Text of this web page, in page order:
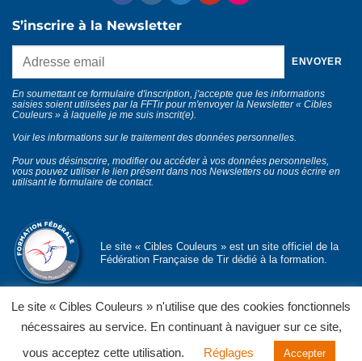
S’inscrire à la Newsletter
En soumettant ce formulaire d'inscription, j'accepte que les informations
saisies soient utilisées par la FFTir pour m'envoyer la Newsletter « Cibles
Couleurs » à laquelle je me suis inscrit(e).
Voir les informations sur le traitement des données personnelles.
Pour vous désinscrire, modifier ou accéder à vos données personnelles,
vous pouvez utiliser le lien présent dans nos Newsletters ou nous écrire en
utilisant le formulaire de contact.
Le site « Cibles Couleurs » est un site officiel de la
Fédération Française de Tir dédié à la formation.
© Département formation fédérale
FFTir
CGU et CGV
Contact
Partenaires officiels
Le site « Cibles Couleurs » n'utilise que des cookies fonctionnels
nécessaires au service. En continuant à naviguer sur ce site,
vous acceptez cette utilisation.
Réglages Accepter